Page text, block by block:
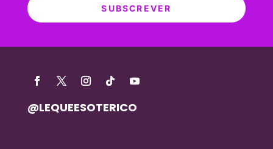
SUBSCREVER
@LEQUEESOTERICO